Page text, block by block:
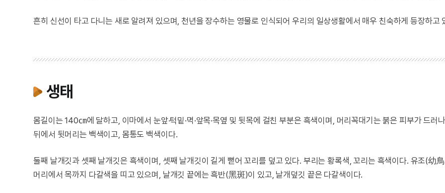
흔히 신선이 타고 다니는 새로 알려져 있으며, 천년을 장수하는 영물로 인식되어 우리의 일상생활에서 매우 친숙하게 등장하고
생태
몸길이는 140㎝에 달하고, 이마에서 눈앞·턱밑·멱·앞목·목옆 및 뒷목에 걸친 부분은 흑색이며, 머리꼭대기는 붉은 피부가 드러
뒤에서 뒷머리는 백색이고, 몸통도 백색이다.
둘째 날개깃과 셋째 날개깃은 흑색이며, 셋째 날개깃이 길게 뻗어 꼬리를 덮고 있다. 부리는 황록색, 꼬리는 흑색이다. 유조(幼
머리에서 목까지 다갈색을 띠고 있으며, 날개깃 끝에는 흑반(黑斑)이 있고, 날개덮깃 끝은 다갈색이다.